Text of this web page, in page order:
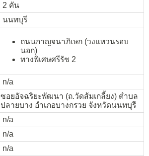
2 คัน
นนทบุรี
ถนนกาญจนาภิเษก (วงแหวนรอบ
นอก)
ทางพิเศษศรีรัช 2
n/a
ซอยอัจฉริยะพัฒนา (ถ.วัดส้มเกลี้ยง) ตำบล
ปลายบาง อำเภอบางกรวย จังหวัดนนทบุรี
n/a
n/a
n/a